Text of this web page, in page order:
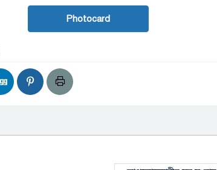
Photocard